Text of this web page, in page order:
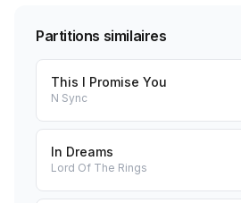
Partitions similaires
This I Promise You
N Sync
In Dreams
Lord Of The Rings